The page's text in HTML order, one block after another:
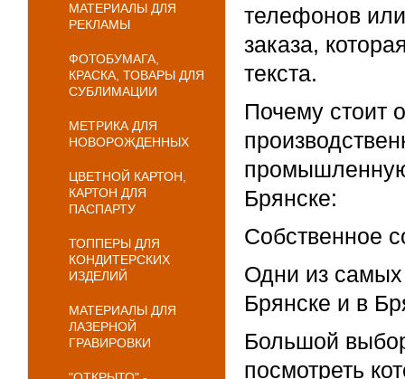
МАТЕРИАЛЫ ДЛЯ
РЕКЛАМЫ
ФОТОБУМАГА,
КРАСКА, ТОВАРЫ ДЛЯ
СУБЛИМАЦИИ
МЕТРИКА ДЛЯ
НОВОРОЖДЕННЫХ
ЦВЕТНОЙ КАРТОН,
КАРТОН ДЛЯ
ПАСПАРТУ
ТОППЕРЫ ДЛЯ
КОНДИТЕРСКИХ
ИЗДЕЛИЙ
МАТЕРИАЛЫ ДЛЯ
ЛАЗЕРНОЙ
ГРАВИРОВКИ
телефонов
заказа,
текста.
Почему стоит
Брянске:
Собственное
Одни из самых
Брянске и в
Большой
посмотреть